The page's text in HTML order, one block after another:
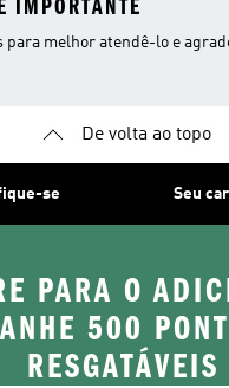
IMPORTANTE
para melhor atendê-lo e
De volta ao topo
se Seu
PARA O
500
RESGATÁVEIS